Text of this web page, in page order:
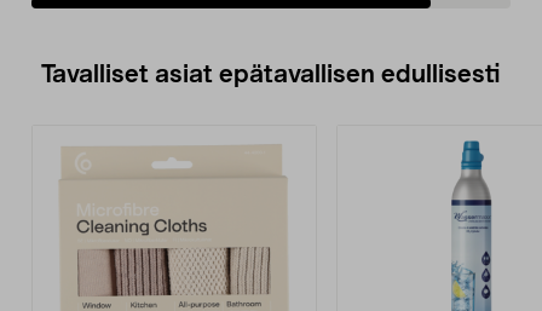
Tavalliset asiat epätavallisen edullisesti